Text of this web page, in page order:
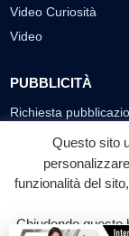
Video Curiosità
Video
PUBBLICITÀ
Richiesta
SEGUICI SUI
Questo sito
funzionalità del
Chiudendo questo